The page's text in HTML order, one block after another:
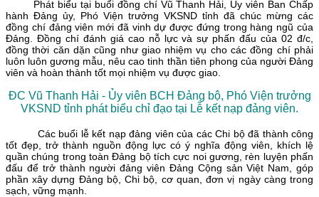
Phát biểu tại buổi đồng chí Vũ Thanh Hải, Ủy viên Ban Chấp
hành Đảng ủy, Phó Viện trưởng VKSND tỉnh đã chúc mừng các
đồng chí đảng viên mới đã vinh dự được đứng trong hàng ngũ của
Đảng. Đồng chí đánh giá cao nỗ lực và sự phấn đấu của 02 đ/c,
đồng thời căn dặn cũng như giao nhiệm vụ cho các đồng chí phải
luôn luôn gương mẫu, nêu cao tinh thần tiên phong của người Đảng
viên và hoàn thành tốt mọi nhiệm vụ được giao.
ĐC Vũ Thanh Hải - Ủy viên BCH Đảng bộ, Phó Viện trưởng
VKSND tỉnh phát biểu chỉ đạo tại Lễ kết nạp đảng viên.
Các buổi lễ kết nạp đảng viên của các Chi bộ đã thành công
tốt đẹp, trở thành nguồn động lực có ý nghĩa động viên, khích lệ
quần chúng trong toàn Đảng bộ tích cực noi gương, rèn luyện phấn
đấu để trở thành người đảng viên Đảng Cộng sản Việt Nam, góp
phần xây dựng Đảng bộ, Chi bộ, cơ quan, đơn vị ngày càng trong
sạch, vững mạnh.